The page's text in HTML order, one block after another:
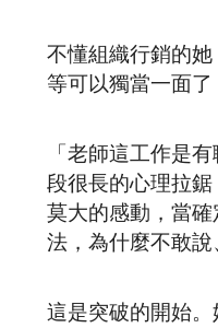
不懂組織行銷的
等可以獨當一面了
「老師這工作是
段很長的心理拉
莫大的感動，當
法，為什麼不敢說
這是突破的開始